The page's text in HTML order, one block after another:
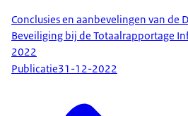
Conclusies en aanbevelingen van de
Beveiliging bij de Totaalrapportage
2022
Publicatie31-12-2022